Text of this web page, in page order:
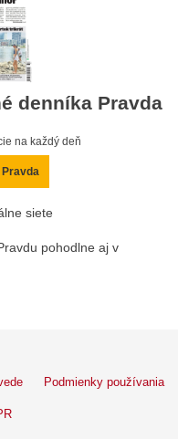
denníka Pravda
na každý deň
siete
pohodlne aj v
Podmienky používania